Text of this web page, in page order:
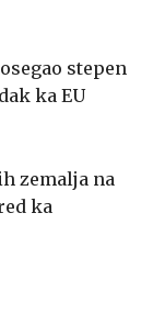
stepen
ka EU
zemalja na
ka